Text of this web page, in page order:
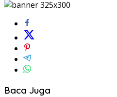
Baca Juga